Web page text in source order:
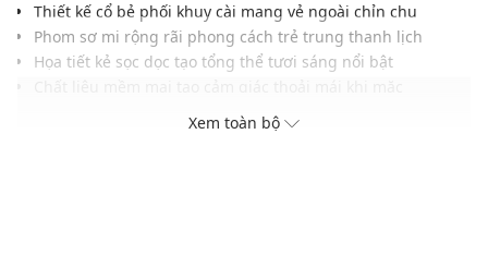
Thiết kế cổ bẻ phối khuy cài mang vẻ ngoài chỉn chu
Phom sơ mi rộng rãi phong cách trẻ trung thanh lịch
Họa tiết kẻ sọc dọc tạo tổng thể tươi sáng nổi bật
Logo thêu trước ngực tạo điểm nhấn tinh tế thu hút
Phối phụ kiện thỏ bông tăng nét đáng yêu và nổi bật
Xem toàn bộ